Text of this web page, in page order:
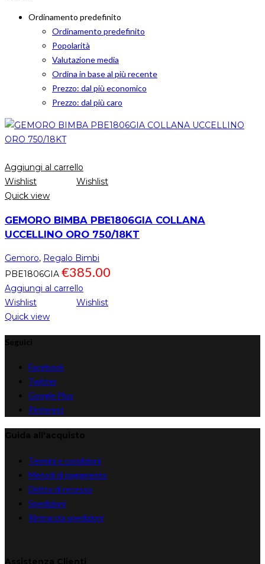
Ordinamento predefinito
Ordinamento predefinito
Popolarità
Valutazione media
Ordina in base al più recente
Prezzo: dal più economico
Prezzo: dal più caro
Aggiungi al carrello
Wishlist
Wishlist
Quick view
GEMORO BIMBA PBE1806GIA COLLANA
UCCELLINO ORO 750/18KT
Gemoro, Regalo Bimbi
PBE1806GIA €385.00
Aggiungi al carrello
Wishlist
Wishlist
Quick view
Facebook
Twitter
Google Plus
Pinterest
Termini e condizioni
Metodi di pagamento
Diritto di recesso
Spedizioni
Rintraccia spedizioni